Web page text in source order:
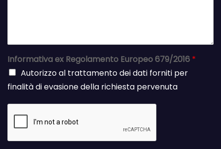
Informativa ex Regolamento Europeo 679/2016 *
Autorizzo al trattamento dei dati forniti per
finalità di evasione della richiesta pervenuta